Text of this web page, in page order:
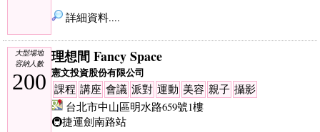
詳細資料....
大型場地
容納人數
200
理想間 Fancy Space
憲文投資股份有限公司
課程 講座 會議 派對 運動 美容 親子 攝影
台北市中山區明水路659號1樓
🚇捷運劍南路站